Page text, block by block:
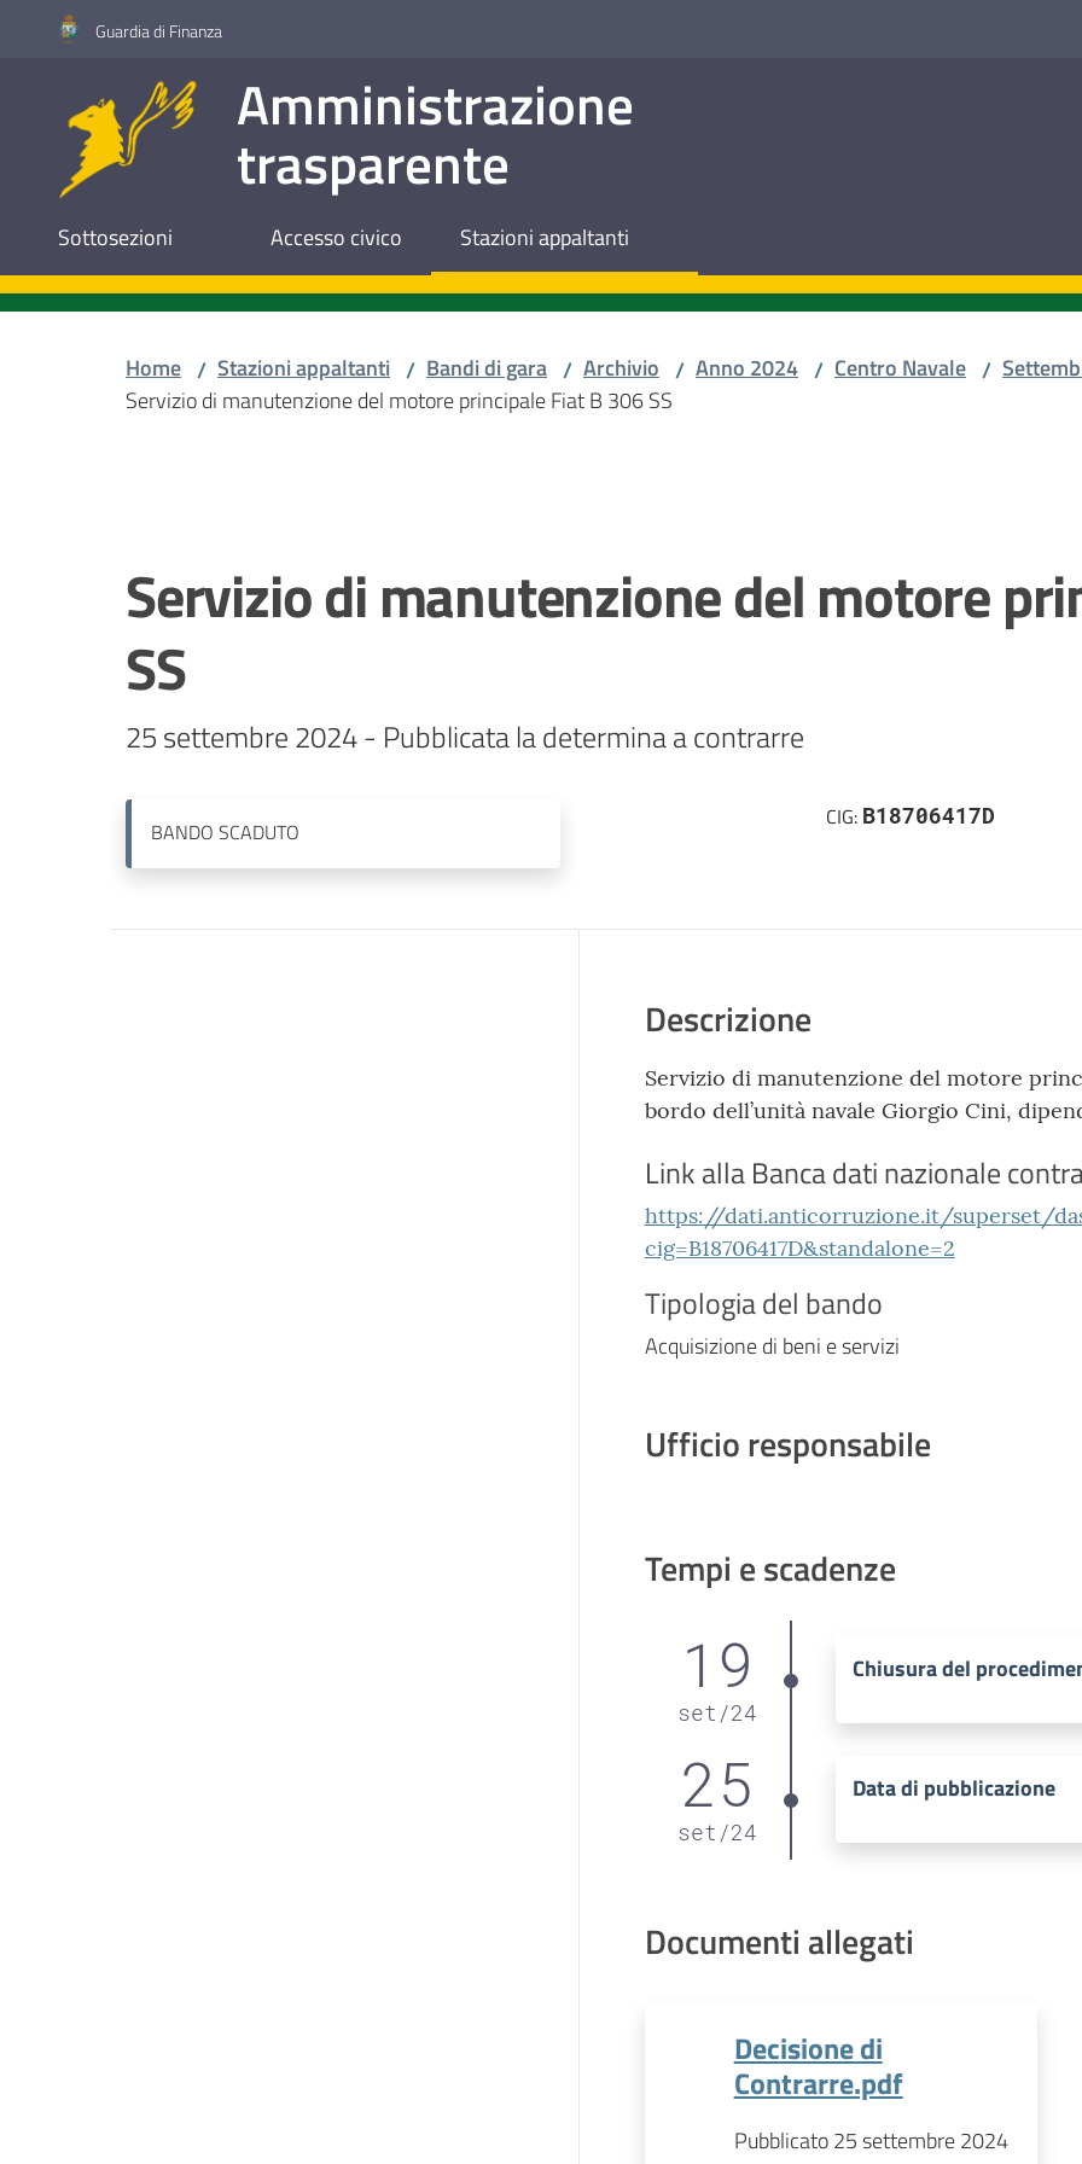
Vai al contenuto
Vai alla navigazione
Vai al footerGuardia di Finanza
Amministrazione
trasparente
Sottosezioni Accesso civico Stazioni appaltanti
Home / Stazioni appaltanti / Bandi di gara / Archivio / Anno 2024 / Centro Navale /
Servizio di manutenzione del motore principale Fiat B 306 SS
Servizio di manutenzione del motore
SS
25 settembre 2024 - Pubblicata la determina a contrarre
BANDO SCADUTO
CIG: B18706417D
Descrizione
Servizio di manutenzione del motore
bordo dell’unità navale Giorgio Cini,
Link alla Banca dati nazionale
https://dati.anticorruzione.it/superset/
cig=B18706417D&standalone=2
Tipologia del bando
Acquisizione di beni e servizi
Ufficio responsabile
Tempi e scadenze
19
set /24
Chiusura del
25
set /24
Data di pubblicazione
Documenti allegati
Decisione di
Contrarre.pdf
Pubblicato 25 settembre 2024